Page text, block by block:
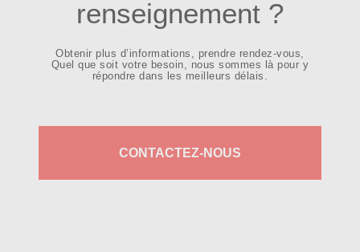
Provenance: Une histoire de propriété
renseignement ?
Obtenir plus d’informations, prendre rendez-vous,
Quel que soit votre besoin, nous sommes là pour y
répondre dans les meilleurs délais.
CONTACTEZ-NOUS